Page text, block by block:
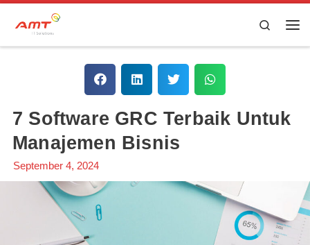
Skip to content Search
7 Software GRC Terbaik Untuk
Manajemen Bisnis
September 4, 2024